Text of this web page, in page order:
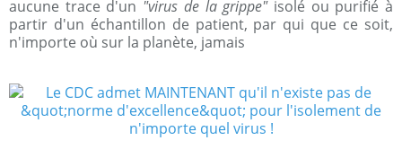
aucune trace d'un "virus de la grippe"isolé ou purifié à
partir d'un échantillon de patient, par qui que ce soit,
n'importe où sur la planète, jamais